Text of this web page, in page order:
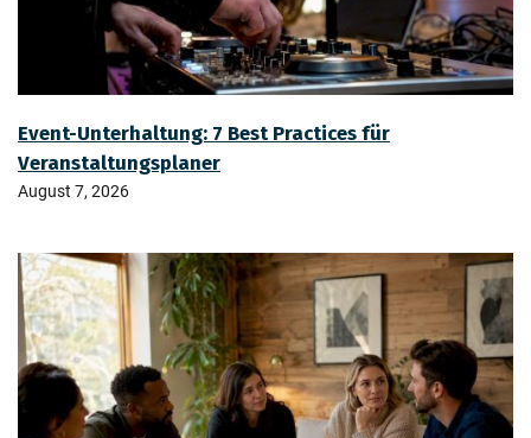
Event-Unterhaltung: 7 Best Practices für
Veranstaltungsplaner
August 7, 2026